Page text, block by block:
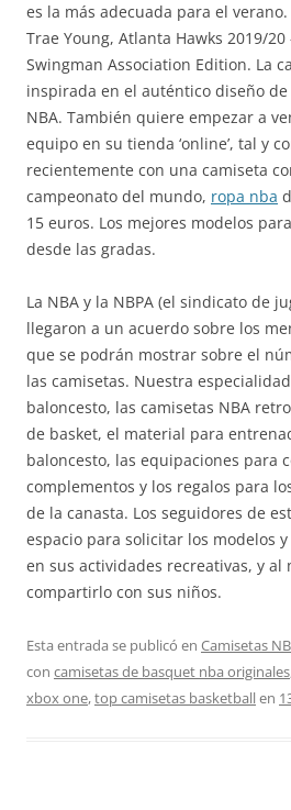
es la más adecuada para el
Trae Young, Atlanta Hawks 2019/20
Swingman Association Edition. La
inspirada en el auténtico diseño
NBA. También quiere empezar a
equipo en su tienda ‘online’, tal y
recientemente con una camiseta
campeonato del mundo, ropa nba
15 euros. Los mejores modelos
desde las gradas.
La NBA y la NBPA (el sindicato de
llegaron a un acuerdo sobre los
que se podrán mostrar sobre el
las camisetas. Nuestra
baloncesto, las camisetas NBA
de basket, el material para
baloncesto, las equipaciones para
complementos y los regalos para
de la canasta. Los seguidores de
espacio para solicitar los modelos
en sus actividades recreativas, y al
compartirlo con sus niños.
Esta entrada se publicó en Camisetas
con camisetas de basquet nba originales
xbox one,top camisetas basketballen